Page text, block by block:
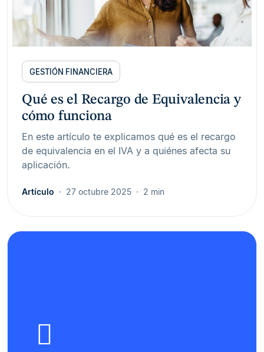
GESTIÓN FINANCIERA
Qué es el Recargo de Equivalencia y
cómo funciona
En este artículo te explicamos qué es el recargo
de equivalencia en el IVA y a quiénes afecta su
aplicación.
Artículo 27 octubre 2025 2 min